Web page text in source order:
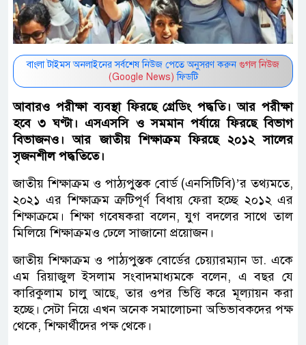
বাংলা টাইমস অনলাইনের সর্বশেষ নিউজ পেতে অনুসরণ করুন গুগল নিউজ
(Google News) ফিডটি
আবারও পরীক্ষা ব্যবস্থা ফিরছে গ্রেডিং পদ্ধতি। আর পরীক্ষা
হবে ৩ ঘণ্টা। এসএসসি ও সমমান পর্যায়ে ফিরছে বিভাগ
বিভাজনও। আর জাতীয় শিক্ষাক্রম ফিরছে ২০১২ সালের
সৃজনশীল পদ্ধতিতে।
জাতীয় শিক্ষাক্রম ও পাঠ্যপুস্তক বোর্ড (এনসিটিবি)’র তথ্যমতে,
২০২১ এর শিক্ষাক্রম ত্রুটিপূর্ণ বিধায় ফেরা হচ্ছে ২০১২ এর
শিক্ষাক্রমে। শিক্ষা গবেষকরা বলেন, যুগ বদলের সাথে তাল
মিলিয়ে শিক্ষাক্রমও ঢেলে সাজানো প্রয়োজন।
জাতীয় শিক্ষাক্রম ও পাঠ্যপুস্তক বোর্ডের চেয়্যারম্যান ডা. একে
এম রিয়াজুল ইসলাম সংবাদমাধ্যমকে বলেন, এ বছর যে
কারিকুলাম চালু আছে, তার ওপর ভিত্তি করে মূল্যায়ন করা
হচ্ছে। সেটা নিয়ে এখন অনেক সমালোচনা অভিভাবকদের পক্ষ
থেকে, শিক্ষার্থীদের পক্ষ থেকে।